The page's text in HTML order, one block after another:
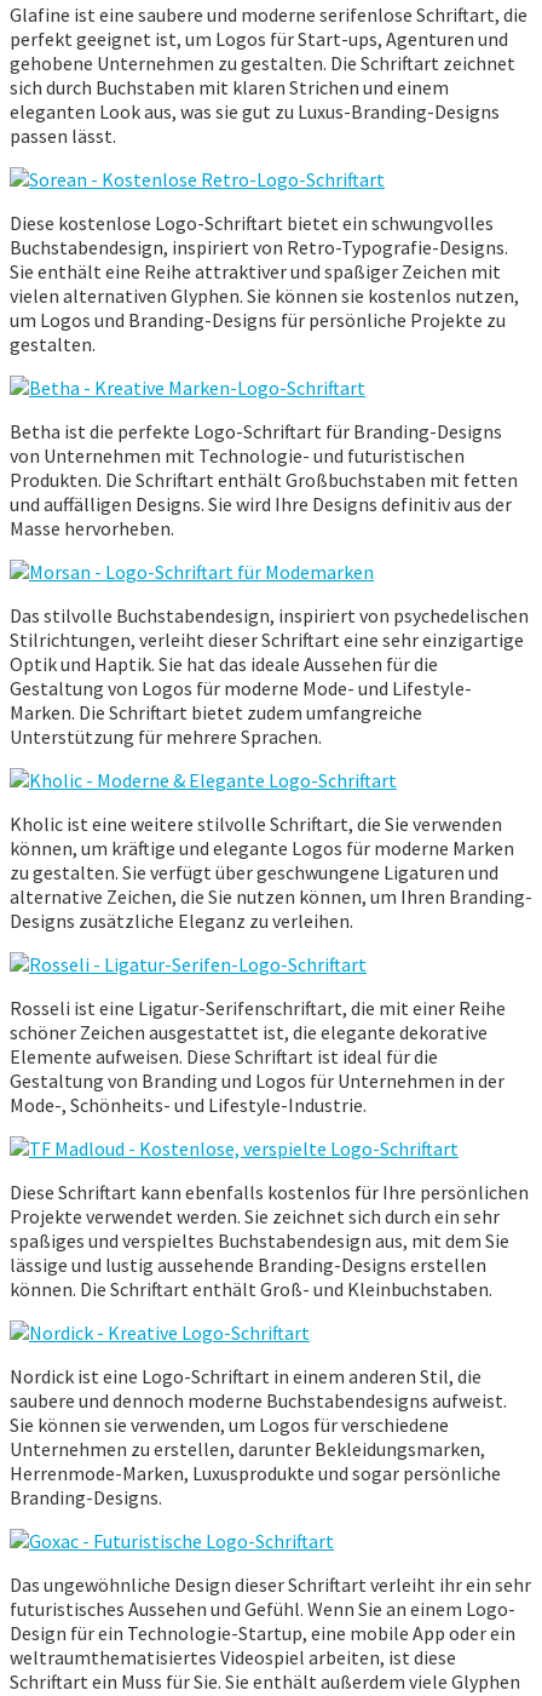
Glafine ist eine saubere und moderne serifenlose Schriftart, die
perfekt geeignet ist, um Logos für Start-ups, Agenturen und
gehobene Unternehmen zu gestalten. Die Schriftart zeichnet
sich durch Buchstaben mit klaren Strichen und einem
eleganten Look aus, was sie gut zu Luxus-Branding-Designs
passen lässt.
Diese kostenlose Logo-Schriftart bietet ein schwungvolles
Buchstabendesign, inspiriert von Retro-Typografie-Designs.
Sie enthält eine Reihe attraktiver und spaßiger Zeichen mit
vielen alternativen Glyphen. Sie können sie kostenlos nutzen,
um Logos und Branding-Designs für persönliche Projekte zu
gestalten.
Betha ist die perfekte Logo-Schriftart für Branding-Designs
von Unternehmen mit Technologie- und futuristischen
Produkten. Die Schriftart enthält Großbuchstaben mit fetten
und auffälligen Designs. Sie wird Ihre Designs definitiv aus der
Masse hervorheben.
Das stilvolle Buchstabendesign, inspiriert von psychedelischen
Stilrichtungen, verleiht dieser Schriftart eine sehr einzigartige
Optik und Haptik. Sie hat das ideale Aussehen für die
Gestaltung von Logos für moderne Mode- und Lifestyle-
Marken. Die Schriftart bietet zudem umfangreiche
Unterstützung für mehrere Sprachen.
Kholic ist eine weitere stilvolle Schriftart, die Sie verwenden
können, um kräftige und elegante Logos für moderne Marken
zu gestalten. Sie verfügt über geschwungene Ligaturen und
alternative Zeichen, die Sie nutzen können, um Ihren Branding-
Designs zusätzliche Eleganz zu verleihen.
Rosseli ist eine Ligatur-Serifenschriftart, die mit einer Reihe
schöner Zeichen ausgestattet ist, die elegante dekorative
Elemente aufweisen. Diese Schriftart ist ideal für die
Gestaltung von Branding und Logos für Unternehmen in der
Mode-, Schönheits- und Lifestyle-Industrie.
Diese Schriftart kann ebenfalls kostenlos für Ihre persönlichen
Projekte verwendet werden. Sie zeichnet sich durch ein sehr
spaßiges und verspieltes Buchstabendesign aus, mit dem Sie
lässige und lustig aussehende Branding-Designs erstellen
können. Die Schriftart enthält Groß- und Kleinbuchstaben.
Nordick ist eine Logo-Schriftart in einem anderen Stil, die
saubere und dennoch moderne Buchstabendesigns aufweist.
Sie können sie verwenden, um Logos für verschiedene
Unternehmen zu erstellen, darunter Bekleidungsmarken,
Herrenmode-Marken, Luxusprodukte und sogar persönliche
Branding-Designs.
Das ungewöhnliche Design dieser Schriftart verleiht ihr ein sehr
futuristisches Aussehen und Gefühl. Wenn Sie an einem Logo-
Design für ein Technologie-Startup, eine mobile App oder ein
weltraumthematisiertes Videospiel arbeiten, ist diese
Schriftart ein Muss für Sie. Sie enthält außerdem viele Glyphen